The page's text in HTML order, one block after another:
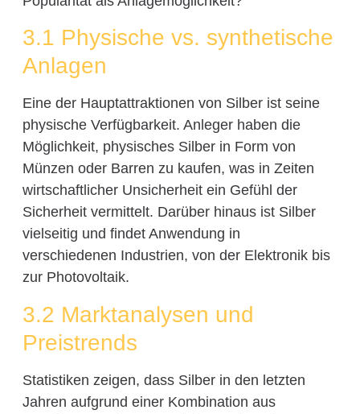
3.1 Physische vs. synthetische
Anlagen
Eine der Hauptattraktionen von Silber ist seine
physische Verfügbarkeit. Anleger haben die
Möglichkeit, physisches Silber in Form von
Münzen oder Barren zu kaufen, was in Zeiten
wirtschaftlicher Unsicherheit ein Gefühl der
Sicherheit vermittelt. Darüber hinaus ist Silber
vielseitig und findet Anwendung in
verschiedenen Industrien, von der Elektronik bis
zur Photovoltaik.
3.2 Marktanalysen und
Preistrends
Statistiken zeigen, dass Silber in den letzten
Jahren aufgrund einer Kombination aus